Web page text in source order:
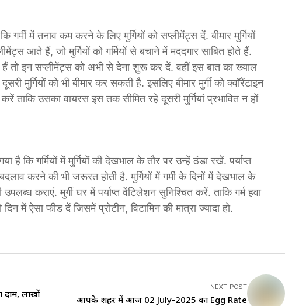
में तनाव कम करने के लिए मुर्गियों को सप्लीमेंट्स दें. बीमार मुर्गियों
आते हैं, जो मुर्गियों को गर्मियों से बचाने में मददगार साबित होते हैं.
हैं तो इन सप्लीमेंट्स को अभी से देना शुरू कर दें. वहीं इस बात का ख्याल
मुर्गियों को भी बीमार कर सकती है. इसलिए बीमार मुर्गी को क्वॉरेंटाइन
ताकि उसका वायरस इस तक सीमित रहे दूसरी मुर्गियां प्रभावित न हों
है कि गर्मियों में मुर्गियों की देखभाल के तौर पर उन्हें ठंडा रखें. पर्याप्त
करने की भी जरूरत होती है. मुर्गियों में गर्मी के दिनों में देखभाल के
कराएं. मुर्गी घर में पर्याप्त वेंटिलेशन सुनिश्चित करें. ताकि गर्म हवा
में ऐसा फीड दें जिसमें प्रोटीन, विटामिन की मात्रा ज्यादा हो.
दाम, लाखों
NEXT POST
आपके शहर में आज 02 July-2025 का Egg Rate